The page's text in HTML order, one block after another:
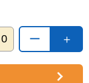
＋
ー